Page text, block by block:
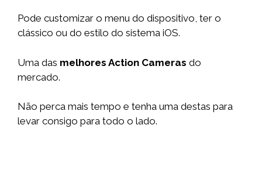
Pode customizar o menu do dispositivo, ter o
clássico ou do estilo do sistema iOS.
Uma das melhores Action Cameras do
mercado.
Não perca mais tempo e tenha uma destas para
levar consigo para todo o lado.